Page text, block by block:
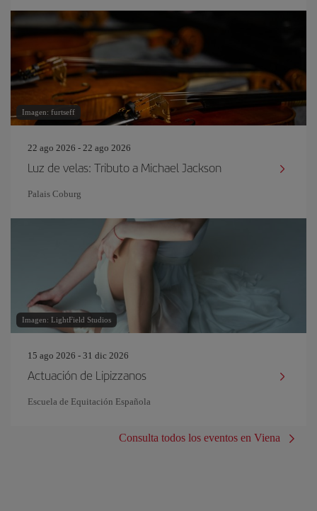
Imagen: furtseff
22 ago 2026 - 22 ago 2026
Luz de velas: Tributo a Michael Jackson
Palais Coburg
Imagen: LightField Studios
15 ago 2026 - 31 dic 2026
Actuación de Lipizzanos
Escuela de Equitación Española
Consulta todos los eventos en Viena